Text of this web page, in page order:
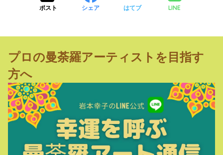
ポスト シェア はてブ LINE
プロの曼荼羅アーティストを目指す
方へ